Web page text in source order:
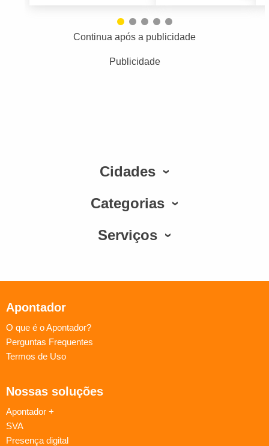
Continua após a publicidade
Publicidade
Cidades
Categorias
Serviços
Apontador
O que é o Apontador?
Perguntas Frequentes
Termos de Uso
Nossas soluções
Apontador +
SVA
Presença digital